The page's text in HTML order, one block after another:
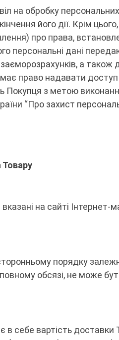
на обробку
його дії. Крім
про права,
персональні дані
а також
право надавати
Покупця з метою
“Про захист
Товару
на сайті Інтернет-
порядку
обсязі, не може
в себе вартість